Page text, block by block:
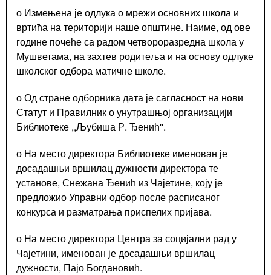
Јавна
предузећа
Комунална
Општине
Интерна
ревизија
Услуге
Е-
управа
о Измењена је одлука о мрежи основних школа и
вртића на територији наше општине. Наиме, од ове
године почеће са радом четвороразредна школа у
Мушветама, на захтев родитеља и на основу одлуке
школског одбора матичне школе.
о Од стране одборника дата је сагласност на нови
Статут и Правилник о унутрашњој организацији
Библиотеке ,,Љубиша Р. Ђенић''.
о На место директора Библиотеке именован је
досадашњи вршилац дужности директора те
установе, Снежана Ђенић из Чајетине, коју је
предложио Управни одбор после расписаног
конкурса и разматрања приспелих пријава.
о На место директора Центра за социјални рад у
Чајетини, именован је досадашњи вршилац
дужности, Пајо Богдановић.